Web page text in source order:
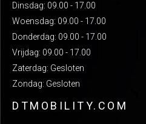
Dinsdag: 09.00 - 17.00
Woensdag: 09.00 - 17.00
Donderdag: 09.00 - 17.00
Vrijdag: 09.00 - 17.00
Zaterdag: Gesloten
Zondag: Gesloten
DTMOBILITY.COM